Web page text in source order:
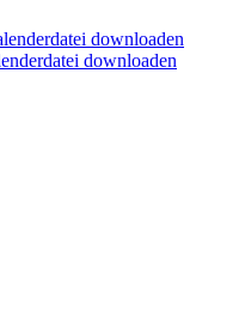
downloaden
downloaden